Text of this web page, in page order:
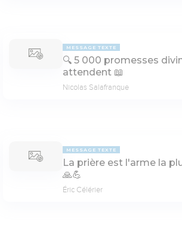
MESSAGE TEXTE
🔍 5 000 promesses
attendent 📖
Nicolas Salafranque
MESSAGE TEXTE
La prière est l'arme la
🙏💪
Éric Célérier